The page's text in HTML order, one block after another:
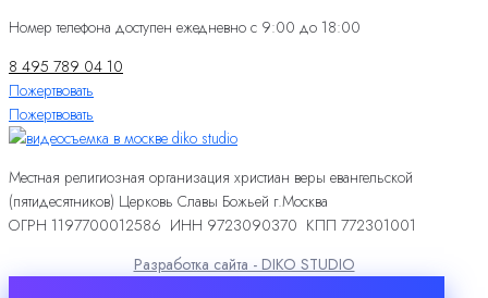
Номер телефона доступен ежедневно с 9:00 до 18:00
8 495 789 04 10
Пожертвовать
Пожертвовать
Местная религиозная организация христиан веры евангельской
(пятидесятников) Церковь Славы Божьей г.Москва
ОГРН 1197700012586 ИНН 9723090370 КПП 772301001
Разработка сайта - DIKO STUDIO